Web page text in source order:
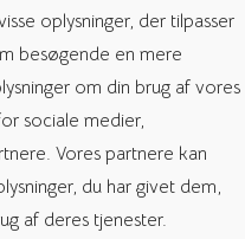
oplysninger, der tilpasser
besøgende en mere
om din brug af vores
sociale medier,
Vores partnere kan
du har givet dem,
af deres tjenester.